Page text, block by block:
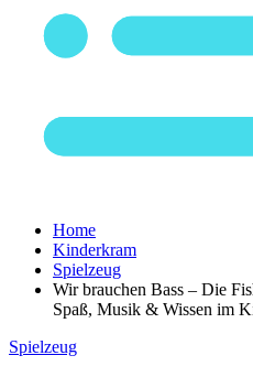
Home
Kinderkram
Spielzeug
Wir brauchen Bass – Die
Spaß, Musik & Wissen im
Spielzeug